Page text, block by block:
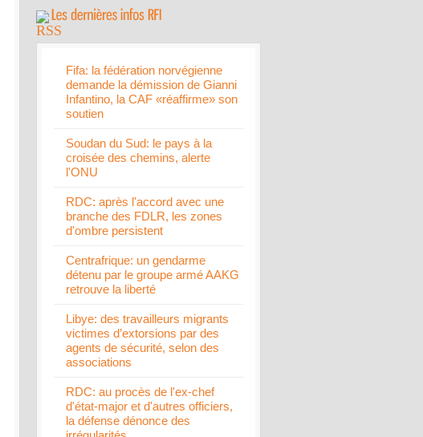
Fifa: la fédération norvégienne
demande la démission de Gianni
Infantino, la CAF «réaffirme» son
soutien
Soudan du Sud: le pays à la
croisée des chemins, alerte
l'ONU
RDC: après l'accord avec une
branche des FDLR, les zones
d'ombre persistent
Centrafrique: un gendarme
détenu par le groupe armé AAKG
retrouve la liberté
Libye: des travailleurs migrants
victimes d’extorsions par des
agents de sécurité, selon des
associations
RDC: au procès de l'ex-chef
d'état-major et d'autres officiers,
la défense dénonce des